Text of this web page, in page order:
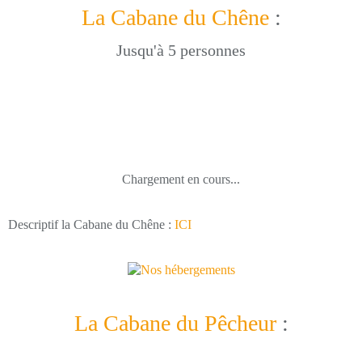
La Cabane du Chêne:
Jusqu'à 5 personnes
Chargement en cours...
Descriptif la Cabane du Chêne : ICI
La Cabane du Pêcheur :